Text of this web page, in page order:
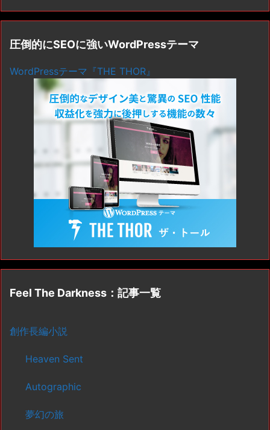
圧倒的にSEOに強いWordPressテーマ
WordPressテーマ『THE THOR』
Feel The Darkness：記事一覧
創作長編小説
Heaven Sent
Autographic
夢幻の旅